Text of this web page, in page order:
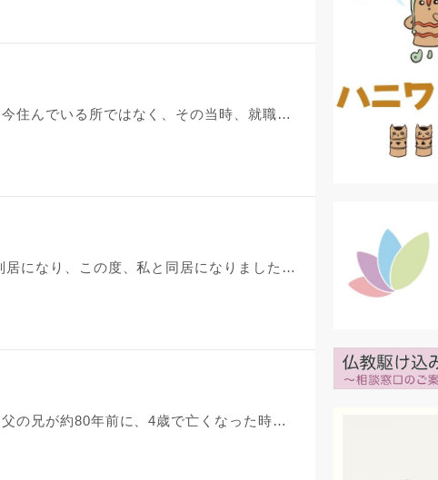
若い頃に一度、堕胎してしまいました。それは今住んでいる所ではなく、その当時、就職していた所で、現在地からかなり離れています。その後、20代後半で今の主人と結婚したのですが、2度流産しています。亡くなった子を時々思い出しては心の中で声をかけていますが、最近特にもっとしっかりやるべきではないのか？と不安になってしまいます。亡くなった子たちのお墓がない場合、場所も時期もバラバラですが、しっかり供養してあげたいです。文章がうまくないのでわかりにくいかもしれませんが、よい方法を教えてください。 今更…と思われるかもしれません、深い罪だと思っています。供養もままならず、今まで来てしまった事、子には本当に申し訳ないと思っています。 よろしくお願い致します。
水子供養の位牌について質問です。 母が父と別居になり、この度、私と同居になりました。 そこで、今までは父方の祖父母の位牌と共に水子供養の位牌を仏壇に納めていましたが、水子供養の位牌だけは持ってきてあげたいな、と私は思ってます。(私の兄姉にあたると聞いたので‥) こういった場合、新たに仏壇を準備したほうがよいのでしょうか？ また、以前、もう、何十年も前のものなので、位牌を作り直してもいいとどこかで聞いたのですがそれはできるのですか?(家のスペースも限られてるのでなるべく仰々しい仏壇を据えるのではない方がありがたいので、小さな物にできたらありがたいな、とおもいまして) 無知で恥ずかしいのですが、よろしくお願い致します。
うちには、小さいお地蔵様が置いてあります。父の兄が約80年前に、4歳で亡くなった時のもののようです。 父は亡くなりましたので、お地蔵さんをお焚き上げ出来るところがないか調べていますが、お寺との縁がない為、どこで頼めば良いのかわかりません。 魂が入っていると思うので、簡単には捨てられないと思います。どうすればよいですか？